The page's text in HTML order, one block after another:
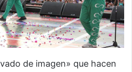
de imagen» que hacen